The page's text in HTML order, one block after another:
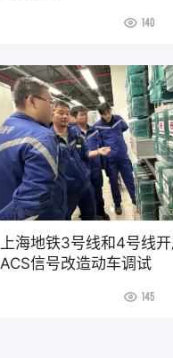
140
上海地铁3号线和4号线
ACS信号改造动车调试
145